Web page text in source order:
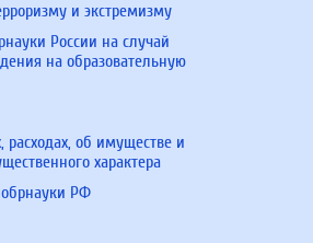
и экстремизму
России на случай
на образовательную
расходах, об имуществе и
характера
РФ